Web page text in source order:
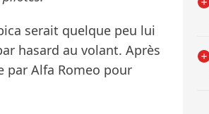
serait quelque peu lui
hasard au volant. Après
par Alfa Romeo pour